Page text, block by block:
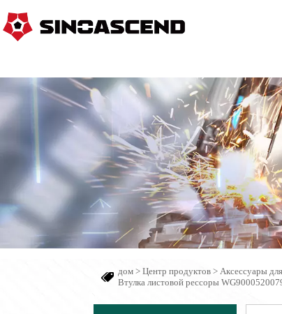

дом >Центр продуктов > Аксессуары
Втулка листовой рессоры